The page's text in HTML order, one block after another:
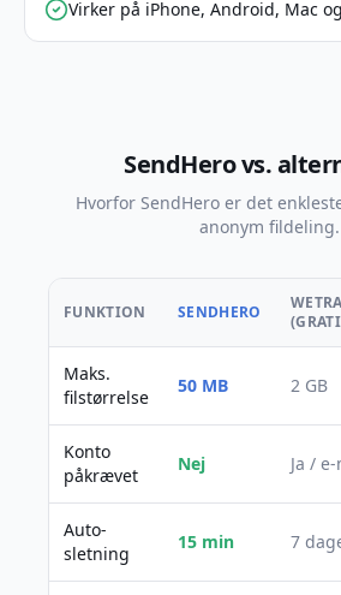
Virker på iPhone, Android, Mac
SendHero vs.
Hvorfor SendHero er det
anonym fildeling.
FUNKTION SENDHERO
Maks.
filstørrelse
50 MB 2 GB
Konto
påkrævet
Nej Ja /
Auto-
sletning
15 min 7